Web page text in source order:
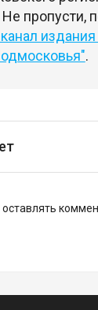
пропусти,
.